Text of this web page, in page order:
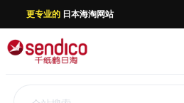
更专业的日本海淘网站